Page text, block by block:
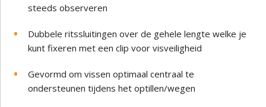
steeds observeren
Dubbele ritssluitingen over de gehele lengte welke je
kunt fixeren met een clip voor visveiligheid
Gevormd om vissen optimaal centraal te
ondersteunen tijdens het optillen/wegen